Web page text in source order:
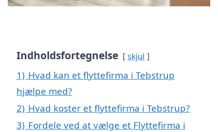
Indholdsfortegnelse skjul
1) Hvad kan et flyttefirma i Tebstrup
hjælpe med?
2) Hvad koster et flyttefirma i Tebstrup?
3) Fordele ved at vælge et Flyttefirma i